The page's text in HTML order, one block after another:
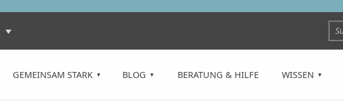
GEMEINSAM STARK BLOG BERATUNG & HILFE WISSEN